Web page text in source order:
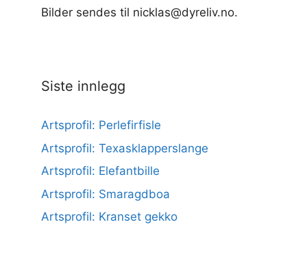
Bilder sendes til nicklas@dyreliv.no.
Siste innlegg
Artsprofil: Perlefirfisle
Artsprofil: Texasklapperslange
Artsprofil: Elefantbille
Artsprofil: Smaragdboa
Artsprofil: Kranset gekko